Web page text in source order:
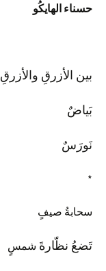
حسناء الهايكُو
بين الأزرقِ والأزرقِ
بَياضٌ
نَورَسٌ
*
سحابةُ صيفٍ
تَضعُ نظّارةَ شمسٍ